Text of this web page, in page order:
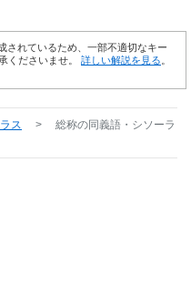
されているため、一部不適切なキー
くださいませ。 詳しい解説を見る
ス > 総称の同義語・シソーラ